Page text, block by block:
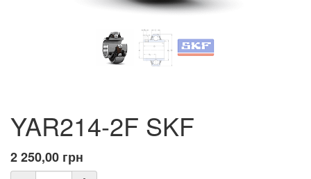
YAR214-2F SKF
2 250,00 грн